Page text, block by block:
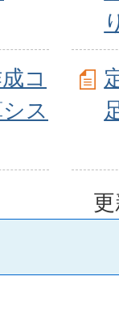
コ
ス